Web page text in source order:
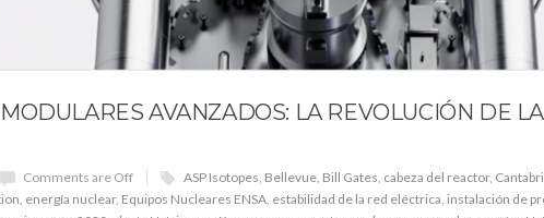
AVANZADOS: LA REVOLUCIÓN DE
Comments are Off ASP Isotopes Bellevue Bill Gates cabeza del reactor,
energía nuclear, Equipos Nucleares ENSA estabilidad de la red eléctrica instalación de